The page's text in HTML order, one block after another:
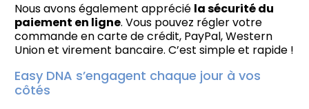
Nous avons également apprécié la sécurité du
paiement en ligne. Vous pouvez régler votre
commande en carte de crédit, PayPal, Western
Union et virement bancaire. C’est simple et rapide !
Easy DNA s’engagent chaque jour à vos
côtés